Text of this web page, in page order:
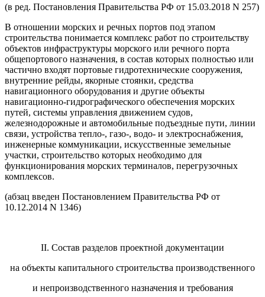
(в ред. Постановления Правительства РФ от 15.03.2018 N 257)
В отношении морских и речных портов под этапом
строительства понимается комплекс работ по строительству
объектов инфраструктуры морского или речного порта
общепортового назначения, в состав которых полностью или
частично входят портовые гидротехнические сооружения,
внутренние рейды, якорные стоянки, средства
навигационного оборудования и другие объекты
навигационно-гидрографического обеспечения морских
путей, системы управления движением судов,
железнодорожные и автомобильные подъездные пути, линии
связи, устройства тепло-, газо-, водо- и электроснабжения,
инженерные коммуникации, искусственные земельные
участки, строительство которых необходимо для
функционирования морских терминалов, перегрузочных
комплексов.
(абзац введен Постановлением Правительства РФ от
10.12.2014 N 1346)
II. Состав разделов проектной документации
на объекты капитального строительства производственного
и непроизводственного назначения и требования